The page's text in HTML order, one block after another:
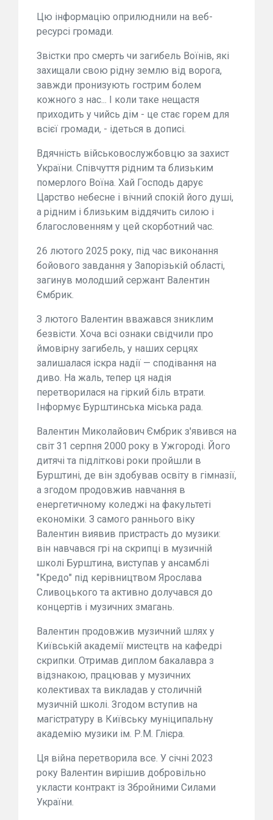
Цю інформацію оприлюднили на веб-
ресурсі громади.
Звістки про смерть чи загибель Воїнів, які
захищали свою рідну землю від ворога,
завжди пронизують гострим болем
кожного з нас... І коли таке нещастя
приходить у чийсь дім - це стає горем для
всієї громади, - ідеться в дописі.
Вдячність військовослужбовцю за захист
України. Співчуття рідним та близьким
померлого Воїна. Хай Господь дарує
Царство небесне і вічний спокій його душі,
а рідним і близьким віддячить силою і
благословенням у цей скорботний час.
26 лютого 2025 року, під час виконання
бойового завдання у Запорізькій області,
загинув молодший сержант Валентин
Ємбрик.
З лютого Валентин вважався зниклим
безвісти. Хоча всі ознаки свідчили про
ймовірну загибель, у наших серцях
залишалася іскра надії — сподівання на
диво. На жаль, тепер ця надія
перетворилася на гіркий біль втрати.
Інформує Бурштинська міська рада.
Валентин Миколайович Ємбрик з'явився на
світ 31 серпня 2000 року в Ужгороді. Його
дитячі та підліткові роки пройшли в
Бурштині, де він здобував освіту в гімназії,
а згодом продовжив навчання в
енергетичному коледжі на факультеті
економіки. З самого раннього віку
Валентин виявив пристрасть до музики:
він навчався грі на скрипці в музичній
школі Бурштина, виступав у ансамблі
"Кредо" під керівництвом Ярослава
Сливоцького та активно долучався до
концертів і музичних змагань.
Валентин продовжив музичний шлях у
Київській академії мистецтв на кафедрі
скрипки. Отримав диплом бакалавра з
відзнакою, працював у музичних
колективах та викладав у столичній
музичній школі. Згодом вступив на
магістратуру в Київську муніципальну
академію музики ім. Р.М. Глієра.
Ця війна перетворила все. У січні 2023
року Валентин вирішив добровільно
укласти контракт із Збройними Силами
України.